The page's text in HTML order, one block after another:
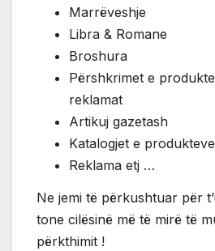
Marrëveshje
Libra & Romane
Broshura
Përshkrimet e
reklamat
Artikuj gazetash
Katalogjet e produkteve
Reklama etj …
Ne jemi të përkushtuar për
tone cilësinë më të mirë të
përkthimit !